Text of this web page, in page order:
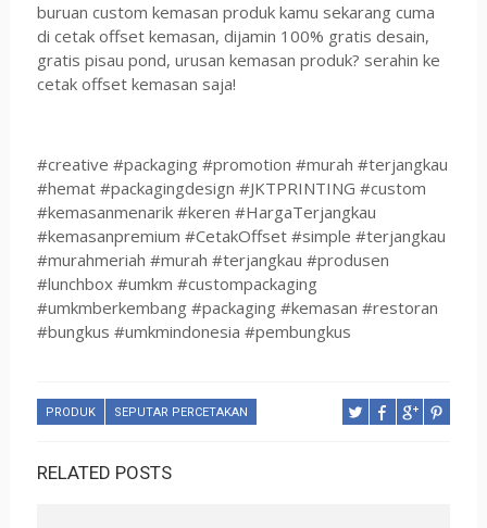
buruan custom kemasan produk kamu sekarang cuma
di cetak offset kemasan, dijamin 100% gratis desain,
gratis pisau pond, urusan kemasan produk? serahin ke
cetak offset kemasan saja!
#creative #packaging #promotion #murah #terjangkau
#hemat #packagingdesign #JKTPRINTING #custom
#kemasanmenarik #keren #HargaTerjangkau
#kemasanpremium #CetakOffset #simple #terjangkau
#murahmeriah #murah #terjangkau #produsen
#lunchbox #umkm #custompackaging
#umkmberkembang #packaging #kemasan #restoran
#bungkus #umkmindonesia #pembungkus
PRODUK SEPUTAR PERCETAKAN
RELATED POSTS